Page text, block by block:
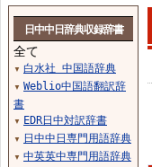
日中中日辞典収録辞書
全て
▼ 白水社 中国語辞典
▼ Weblio中国語翻訳辞
書
▼ EDR日中対訳辞書
▼ 日中中日専門用語辞典
▼ 中英英中専門用語辞典